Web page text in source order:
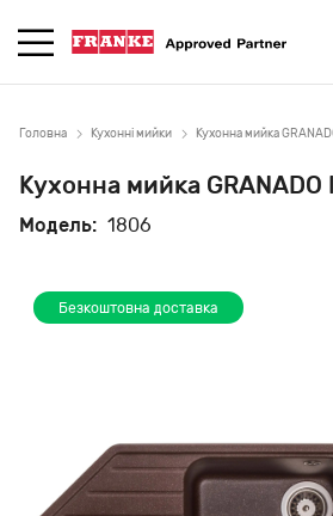
Головна Кухонні мийки Кухонна мийка
Кухонна мийка GRANADO
Модель: 1806
Безкоштовна доставка